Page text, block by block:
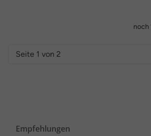
noch
Seite 1 von 2
Empfehlungen